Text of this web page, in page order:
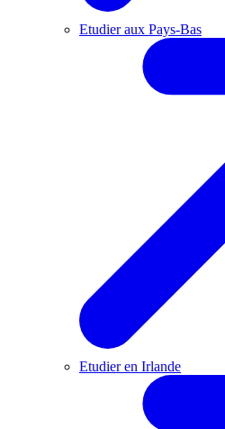
Etudier aux Pays-Bas
Etudier en Irlande